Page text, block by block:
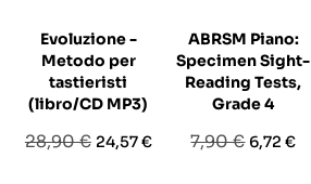
Evoluzione -
Metodo per
tastieristi
(libro/CD MP3)
Prezzo
28,90 € Prezzo
24,57 €
ABRSM Piano:
Specimen Sight-
Reading Tests,
Grade 4
Prezzo
7,90 € Prezzo
6,72 €